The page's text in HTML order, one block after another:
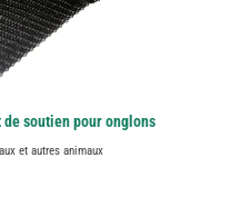
soutien pour onglons
et autres animaux